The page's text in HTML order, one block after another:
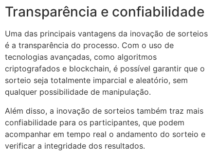
Transparência e confiabilidade
Uma das principais vantagens da inovação de sorteios
é a transparência do processo. Com o uso de
tecnologias avançadas, como algoritmos
criptografados e blockchain, é possível garantir que o
sorteio seja totalmente imparcial e aleatório, sem
qualquer possibilidade de manipulação.
Além disso, a inovação de sorteios também traz mais
confiabilidade para os participantes, que podem
acompanhar em tempo real o andamento do sorteio e
verificar a integridade dos resultados.